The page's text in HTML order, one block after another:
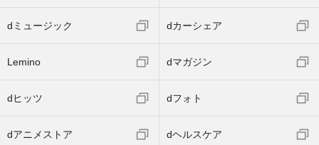
dミュージック dカーシェア
Lemino dマガジン
dヒッツ dフォト
dアニメストア dヘルスケア